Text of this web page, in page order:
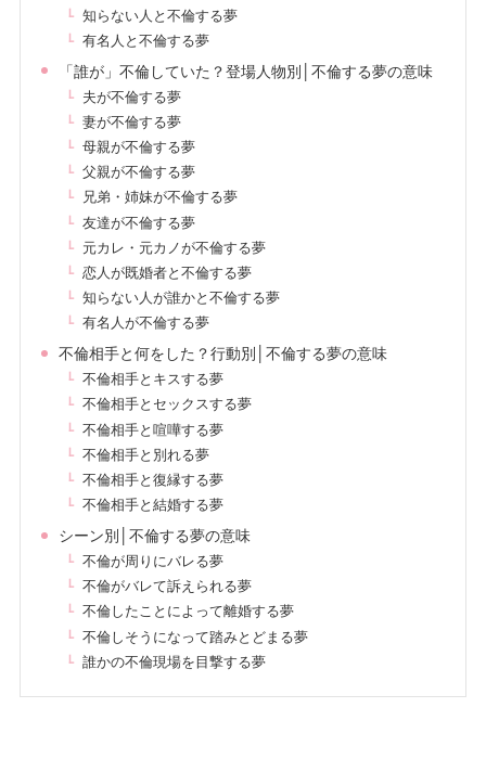
知らない人と不倫する夢
有名人と不倫する夢
「誰が」不倫していた？登場人物別│不倫する夢の意味
夫が不倫する夢
妻が不倫する夢
母親が不倫する夢
父親が不倫する夢
兄弟・姉妹が不倫する夢
友達が不倫する夢
元カレ・元カノが不倫する夢
恋人が既婚者と不倫する夢
知らない人が誰かと不倫する夢
有名人が不倫する夢
不倫相手と何をした？行動別│不倫する夢の意味
不倫相手とキスする夢
不倫相手とセックスする夢
不倫相手と喧嘩する夢
不倫相手と別れる夢
不倫相手と復縁する夢
不倫相手と結婚する夢
シーン別│不倫する夢の意味
不倫が周りにバレる夢
不倫がバレて訴えられる夢
不倫したことによって離婚する夢
不倫しそうになって踏みとどまる夢
誰かの不倫現場を目撃する夢